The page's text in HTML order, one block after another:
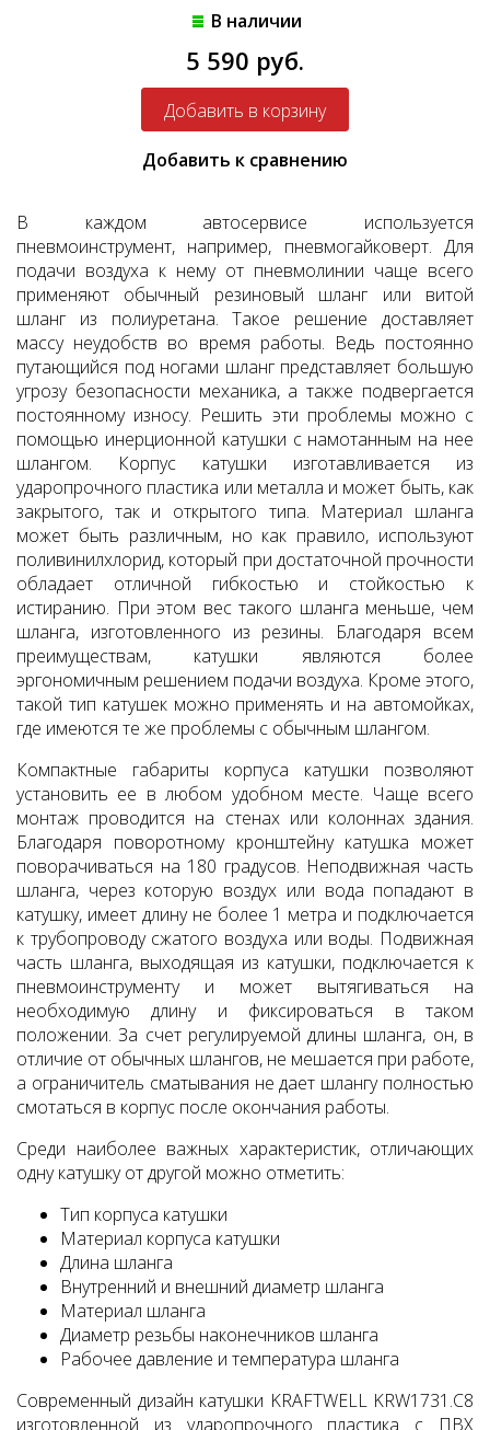
В наличии
5 590 руб.
Добавить к сравнению
В каждом автосервисе используется
пневмоинструмент, например, пневмогайковерт. Для
подачи воздуха к нему от пневмолинии чаще всего
применяют обычный резиновый шланг или витой
шланг из полиуретана. Такое решение доставляет
массу неудобств во время работы. Ведь постоянно
путающийся под ногами шланг представляет большую
угрозу безопасности механика, а также подвергается
постоянному износу. Решить эти проблемы можно с
помощью инерционной катушки с намотанным на нее
шлангом. Корпус катушки изготавливается из
ударопрочного пластика или металла и может быть, как
закрытого, так и открытого типа. Материал шланга
может быть различным, но как правило, используют
поливинилхлорид, который при достаточной прочности
обладает отличной гибкостью и стойкостью к
истиранию. При этом вес такого шланга меньше, чем
шланга, изготовленного из резины. Благодаря всем
преимуществам, катушки являются более
эргономичным решением подачи воздуха. Кроме этого,
такой тип катушек можно применять и на автомойках,
где имеются те же проблемы с обычным шлангом.
Компактные габариты корпуса катушки позволяют
установить ее в любом удобном месте. Чаще всего
монтаж проводится на стенах или колоннах здания.
Благодаря поворотному кронштейну катушка может
поворачиваться на 180 градусов. Неподвижная часть
шланга, через которую воздух или вода попадают в
катушку, имеет длину не более 1 метра и подключается
к трубопроводу сжатого воздуха или воды. Подвижная
часть шланга, выходящая из катушки, подключается к
пневмоинструменту и может вытягиваться на
необходимую длину и фиксироваться в таком
положении. За счет регулируемой длины шланга, он, в
отличие от обычных шлангов, не мешается при работе,
а ограничитель сматывания не дает шлангу полностью
смотаться в корпус после окончания работы.
Среди наиболее важных характеристик, отличающих
одну катушку от другой можно отметить:
Тип корпуса катушки
Материал корпуса катушки
Длина шланга
Внутренний и внешний диаметр шланга
Материал шланга
Диаметр резьбы наконечников шланга
Рабочее давление и температура шланга
Современный дизайн катушки KRAFTWELL KRW1731.С8
изготовленной из ударопрочного пластика с ПВХ